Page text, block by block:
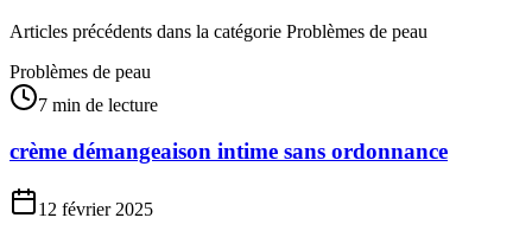
Articles précédents dans la catégorie Problèmes de peau
Problèmes de peau
7 min de lecture
crème démangeaison intime sans ordonnance
12 février 2025